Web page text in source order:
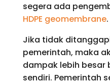
segera ada
HDPE geomembrane.
Jika tidak
pemerintah, maka
dampak lebih besar
sendiri. Pemerintah